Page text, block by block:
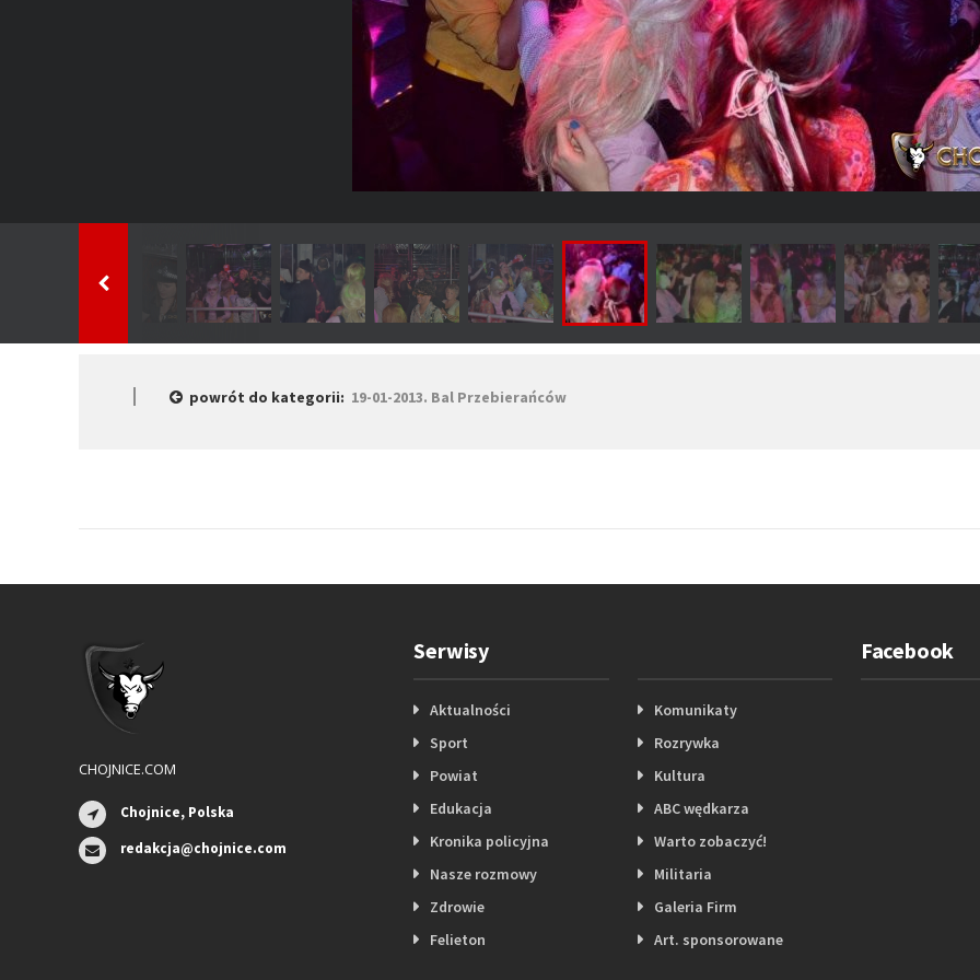
powrót do kategorii: 19-01-2013. Bal Przebierańców
CHOJNICE.COM
Chojnice, Polska
redakcja@chojnice.com
Serwisy
Aktualności
Sport
Powiat
Edukacja
Kronika policyjna
Nasze rozmowy
Zdrowie
Felieton
Komunikaty
Rozrywka
Kultura
ABC wędkarza
Warto zobaczyć!
Militaria
Galeria Firm
Art. sponsorowane
Facebook